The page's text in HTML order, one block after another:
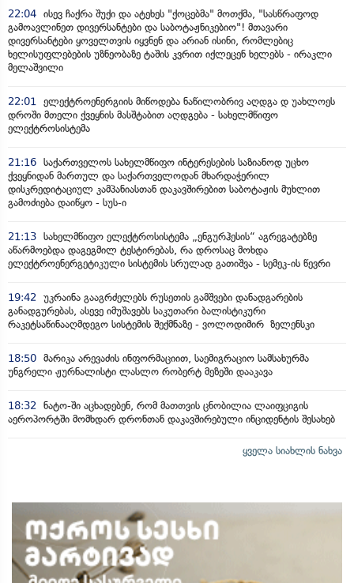
22:04 ისევ ჩაქრა შუქი და ატეხეს "ქოცებმა" მოთქმა, "სასწრაფოდ
გამოავლინეთ დივერსანტები და საბოტაჟნიკებიო"! მთავარი
დივერსანტები ყოველთვის იყვნენ და არიან ისინი, რომლებიც
ხელისუფლებების უზნეობაზე ტაშის კვრით იქლეცენ ხელებს - ირაკლი
მელაშვილი
22:01
ელექტროენერგიის მიწოდება ნაწილობრივ აღდგა დ უახლოეს
დროში მთელი ქვეყნის მასშტაბით აღდგება - სახელმწიფო
ელექტროსისტემა
21:16 საქართველოს სახელმწიფო ინტერესების საზიანოდ უცხო
ქვეყნიდან მართულ და საქართველოდან მხარდაჭერილ
დისკრედიტაციულ კამპანიასთან დაკავშირებით საბოტაჟის მუხლით
გამოძიება დაიწყო - სუს-ი
21:13 სახელმწიფო ელექტროსისტემა „ენგურჰესის“ აგრეგატებზე
აწარმოებდა დაგეგმილ ტესტირებას, რა დროსაც მოხდა
ელექტროენერგეტიკული სისტემის სრულად გათიშვა - სემეკ-ის წევრი
19:42
უკრაინა გააგრძელებს რუსეთის გამშვები დანადგარების
განადგურებას, ასევე იმუშავებს საკუთარი ბალისტიკური
რაკეტსაწინააღმდეგო სისტემის შექმნაზე - ვოლოდიმირ ზელენსკი
18:50 მარიკა არევაძის ინფორმაციით, საემიგრაციო სამსახურმა
უნგრელი ჟურნალისტი ლასლო რობერტ მეზეში დააკავა
18:32
ნატო-ში აცხადებენ, რომ მათთვის ცნობილია ლაიფციგის
აეროპორტში მომხდარ დრონთან დაკავშირებული ინციდენტის შესახებ
ყველა სიახლის ნახვა